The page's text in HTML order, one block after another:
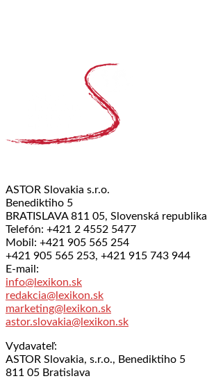
ASTOR Slovakia s.r.o.
Benediktiho 5
BRATISLAVA 811 05, Slovenská republika
Telefón: +421 2 4552 5477
Mobil: +421 905 565 254
+421 905 565 253, +421 915 743 944
E-mail:
info@lexikon.sk
redakcia@lexikon.sk
marketing@lexikon.sk
astor.slovakia@lexikon.sk
Vydavateľ:
ASTOR Slovakia, s.r.o., Benediktiho 5
811 05 Bratislava